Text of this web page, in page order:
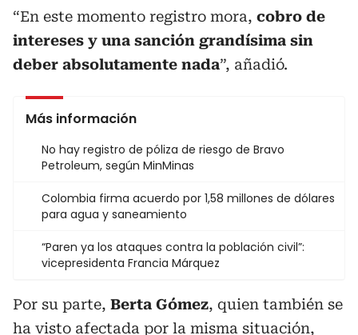
“En este momento registro mora, cobro de
intereses y una sanción grandísima sin
deber absolutamente nada”, añadió.
Más información
No hay registro de póliza de riesgo de Bravo
Petroleum, según MinMinas
Colombia firma acuerdo por 1,58 millones de dólares
para agua y saneamiento
“Paren ya los ataques contra la población civil”:
vicepresidenta Francia Márquez
Por su parte, Berta Gómez, quien también se
ha visto afectada por la misma situación,